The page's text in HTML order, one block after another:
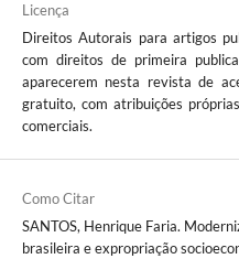
Licença
Direitos Autorais para artigos
com direitos de primeira
aparecerem nesta revista de
gratuito, com atribuições
comerciais.
Como Citar
SANTOS, Henrique Faria.
brasileira e expropriação